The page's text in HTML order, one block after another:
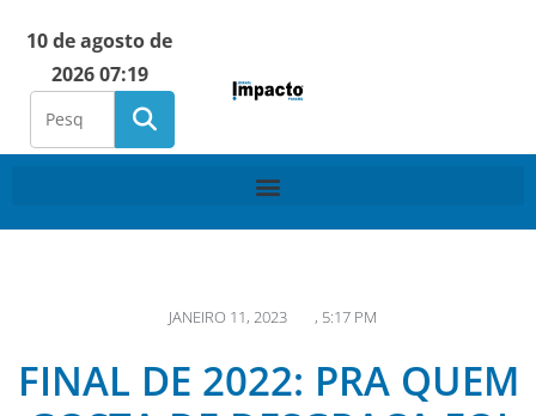
10 de agosto de
2026 07:19
JANEIRO 11, 2023 , 5:17 PM
FINAL DE 2022: PRA QUEM